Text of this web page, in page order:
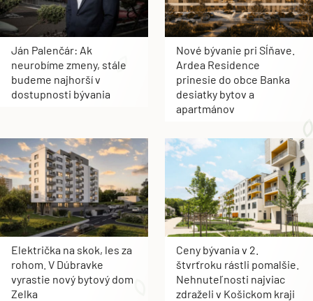
Ján Palenčár: Ak
neurobíme zmeny, stále
budeme najhorší v
dostupnosti bývania
Nové bývanie pri Sĺňave.
Ardea Residence
prinesie do obce Banka
desiatky bytov a
apartmánov
Električka na skok, les za
rohom. V Dúbravke
vyrastie nový bytový dom
Zelka
Ceny bývania v 2.
štvrťroku rástli pomalšie.
Nehnuteľnosti najviac
zdraželi v Košickom kraji